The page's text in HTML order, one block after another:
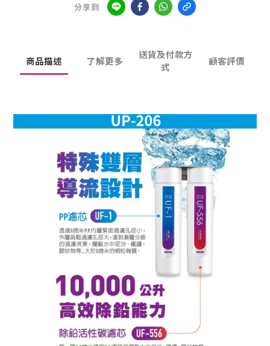
分享到
商品描述 了解更多
送貨及付款方
式
顧客評價